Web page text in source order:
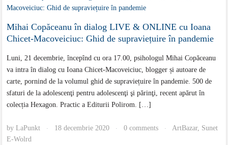
Mihai Copăceanu în dialog LIVE & ONLINE cu Ioana
Chicet-Macoveiciuc: Ghid de supraviețuire în pandemie
Luni, 21 decembrie, începînd cu ora 17.00, psihologul Mihai Copăceanu
va intra în dialog cu Ioana Chicet-Macoveiciuc, blogger și autoare de
carte, pornind de la volumul ghid de supraviețuire în pandemie. 500 de
sfaturi de la adolescenţi pentru adolescenţi şi părinţi, recent apărut în
colecția Hexagon. Practic a Editurii Polirom. […]
byLaPunkt · 18 decembrie 2020 · 0 comments · ArtBazar, Sunet
E-Wolrd